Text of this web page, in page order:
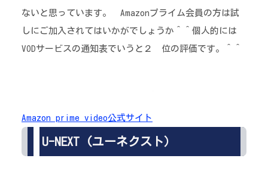
ないと思っています。 Amazonプライム会員の方は試
しにご加入されてはいかがでしょうか＾＾個人的には
VODサービスの通知表でいうと２ 位の評価です。＾＾
Amazon prime video公式サイト
U-NEXT (ユーネクスト）